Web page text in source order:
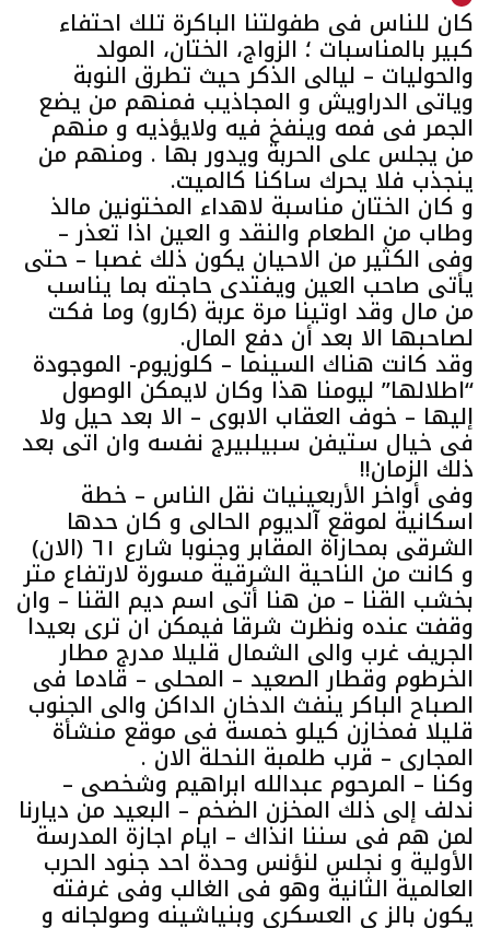
كان للناس فى طفولتنا الباكرة تلك احتفاء
كبير بالمناسبات ؛ الزواج، الختان، المولد
والحوليات – ليالى الذكر حيث تطرق النوبة
وياتى الدراويش و المجاذيب فمنهم من يضع
الجمر فى فمه وينفخ فيه ولايؤذيه و منهم
من يجلس على الحربة ويدور بها . ومنهم من
ينجذب فلا يحرك ساكنا كالميت.
و كان الختان مناسبة لاهداء المختونين مالذ
وطاب من الطعام والنقد و العين اذا تعذر –
وفى الكثير من الاحيان يكون ذلك غصبا – حتى
يأتى صاحب العين ويفتدى حاجته بما يناسب
من مال وقد اوتينا مرة عربة (كارو) وما فكت
لصاحبها الا بعد أن دفع المال.
وقد كانت هناك السينما – كلوزيوم- الموجودة
“اطلالها” ليومنا هذا وكان لايمكن الوصول
إليها – خوف العقاب الابوى – الا بعد حيل ولا
فى خيال ستيفن سبيلبيرج نفسه وان اتى بعد
ذلك الزمان!!
وفى أواخر الأربعينيات نقل الناس – خطة
اسكانية لموقع آلديوم الحالى و كان حدها
الشرقى بمحازاة المقابر وجنوبا شارع ٦١ (الان)
و كانت من الناحية الشرقية مسورة لارتفاع متر
بخشب القنا – من هنا أتى اسم ديم القنا – وان
وقفت عنده ونظرت شرقا فيمكن ان ترى بعيدا
الجريف غرب والى الشمال قليلا مدرج مطار
الخرطوم وقطار الصعيد – المحلى – قادما فى
الصباح الباكر ينفث الدخان الداكن والى الجنوب
قليلا فمخازن كيلو خمسة فى موقع منشأة
المجارى – قرب طلمبة النحلة الان .
وكنا – المرحوم عبدالله ابراهيم وشخصى –
ندلف إلى ذلك المخزن الضخم – البعيد من ديارنا
لمن هم فى سننا انذاك – ايام اجازة المدرسة
الأولية و نجلس لنؤنس وحدة احد جنود الحرب
العالمية الثانية وهو فى الغالب وفى غرفته
يكون بالز ى العسكرى وبنياشينه وصولجانه و